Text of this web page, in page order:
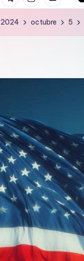
2024 octubre 5